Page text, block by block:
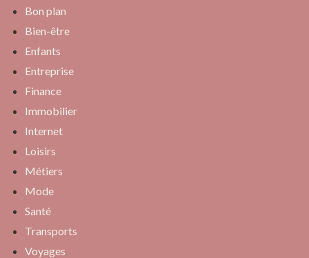
Bon plan
Bien-être
Enfants
Entreprise
Finance
Immobilier
Internet
Loisirs
Métiers
Mode
Santé
Transports
Voyages